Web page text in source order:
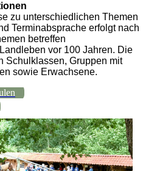
zu unterschiedlichen Themen
Terminabsprache erfolgt nach
betreffen
vor 100 Jahren. Die
Schulklassen, Gruppen mit
sowie Erwachsene.